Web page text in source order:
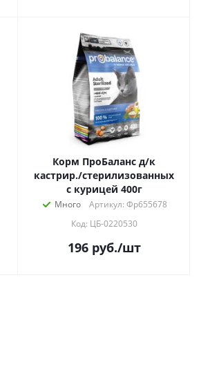
Корм ПроБаланс д/к
кастрир./стерилизованных
с курицей 400г
Много
Артикул: Фр655678
Код: ЦБ-0220530
196руб./шт